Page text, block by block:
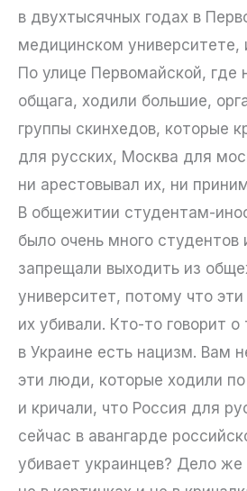
в двухтысячных годах в
медицинском университете,
По улице Первомайской, где
общага, ходили большие,
группы скинхедов, которые
для русских, Москва для
ни арестовывал их, ни
В общежитии студентам-
было очень много студентов
запрещали выходить из
университет, потому что
их убивали. Кто-то говорит о
в Украине есть нацизм. Вам
эти люди, которые ходили
и кричали, что Россия для
сейчас в авангарде
убивает украинцев? Дело же